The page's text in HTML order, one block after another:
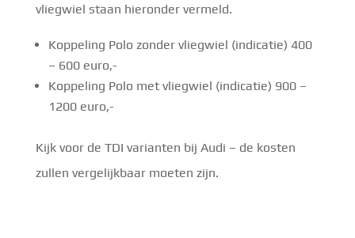
vliegwiel staan hieronder vermeld.
Koppeling Polo zonder vliegwiel (indicatie) 400
– 600 euro,-
Koppeling Polo met vliegwiel (indicatie) 900 –
1200 euro,-
Kijk voor de TDI varianten bij Audi – de kosten
zullen vergelijkbaar moeten zijn.